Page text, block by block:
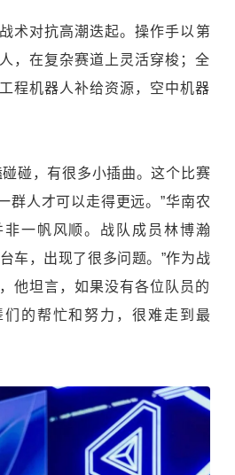
术对抗高潮迭起。操作手以第
，在复杂赛道上灵活穿梭；全
程机器人补给资源，空中机器
碰，有很多小插曲。这个比赛
群人才可以走得更远。”华南农
非一帆风顺。战队成员林博瀚
车，出现了很多问题。”作为战
他坦言，如果没有各位队员的
的帮忙和努力，很难走到最